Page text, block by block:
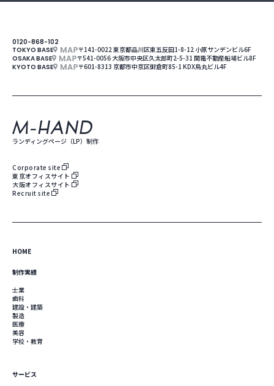
0120-868-102
TOKYO BASEMAP
〒141-0022 東京都品川区東五反田1-8-12 小原サンデンビル6F
OSAKA BASEMAP
〒541-0056 大阪市中央区久太郎町2-5-31 関電不動産船場ビル8F
KYOTO BASEMAP 〒601-8313 京都市中京区御倉町85-1 KDX烏丸ビル4F
株式会社エムハンド
ランディングページ（LP）制作
Corporate site
東京オフィスサイト
大阪オフィスサイト
Recruit site
HOME
制作実績
士業
歯科
建設・建築
製造
医療
美容
学校・教育
サービス